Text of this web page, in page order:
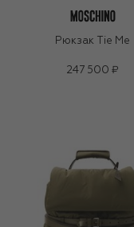
Рюкзак Tie Me
247 500 ₽